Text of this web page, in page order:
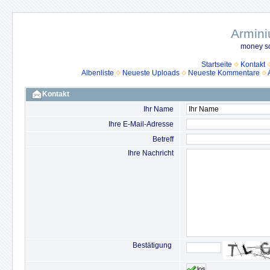
money
Startseite
Kontakt
Albenliste
Neueste Uploads Neueste Kommentare
Kontakt
Ihr Name
Ihre E-Mail-Adresse
Betreff
Ihre Nachricht
Bestätigung